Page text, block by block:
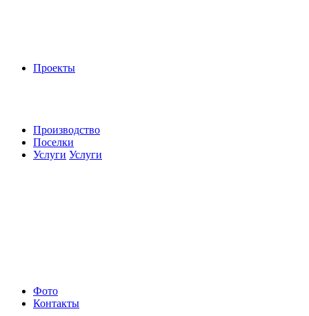
Проекты
Производство
Поселки
Услуги Услуги
Фото
Контакты